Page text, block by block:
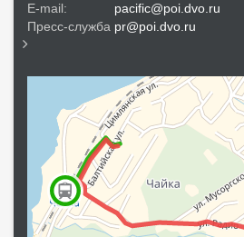
E-mail:
pacific@poi.dvo.ru
Пресс-служба pr@poi.dvo.ru